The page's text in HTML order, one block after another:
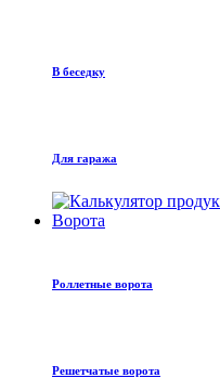
В беседку
Для гаража
Ворота
Роллетные ворота
Решетчатые ворота